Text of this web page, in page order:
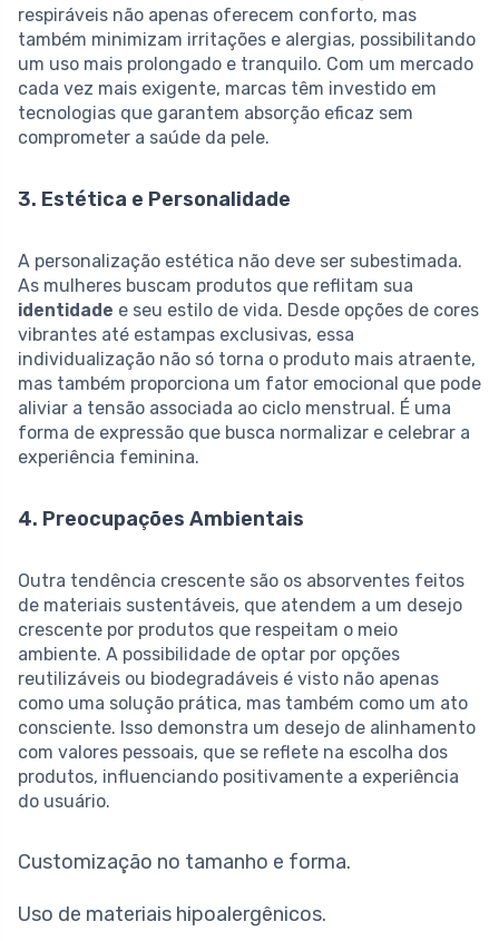
respiráveis não apenas oferecem conforto, mas
também minimizam irritações e alergias, possibilitando
um uso mais prolongado e tranquilo. Com um mercado
cada vez mais exigente, marcas têm investido em
tecnologias que garantem absorção eficaz sem
comprometer a saúde da pele.
3. Estética e Personalidade
A personalização estética não deve ser subestimada.
As mulheres buscam produtos que reflitam sua
identidade e seu estilo de vida. Desde opções de cores
vibrantes até estampas exclusivas, essa
individualização não só torna o produto mais atraente,
mas também proporciona um fator emocional que pode
aliviar a tensão associada ao ciclo menstrual. É uma
forma de expressão que busca normalizar e celebrar a
experiência feminina.
4. Preocupações Ambientais
Outra tendência crescente são os absorventes feitos
de materiais sustentáveis, que atendem a um desejo
crescente por produtos que respeitam o meio
ambiente. A possibilidade de optar por opções
reutilizáveis ou biodegradáveis é visto não apenas
como uma solução prática, mas também como um ato
consciente. Isso demonstra um desejo de alinhamento
com valores pessoais, que se reflete na escolha dos
produtos, influenciando positivamente a experiência
do usuário.
Customização no tamanho e forma.
Uso de materiais hipoalergênicos.